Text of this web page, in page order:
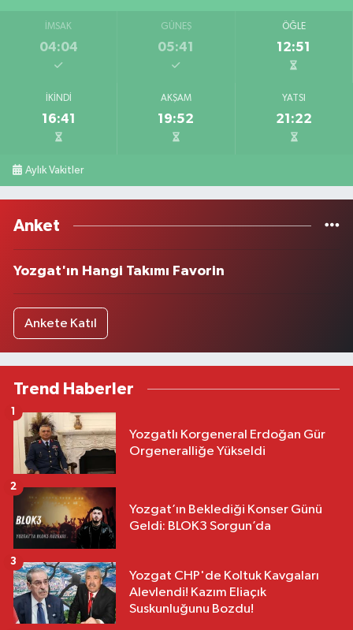
İMSAK
04:04
GÜNEŞ
05:41
ÖĞLE
12:51
İKINDI
16:41
AKŞAM
19:52
YATSI
21:22
Aylık Vakitler
Anket
Yozgat'ın Hangi Takımı Favorin
Ankete Katıl
Trend Haberler
Yozgatlı Korgeneral Erdoğan Gür
Orgeneralliğe Yükseldi
1
Yozgat’ın Beklediği Konser Günü
Geldi: BLOK3 Sorgun’da
2
Yozgat CHP'de Koltuk Kavgaları
Alevlendi! Kazım Eliaçık
Suskunluğunu Bozdu!
3